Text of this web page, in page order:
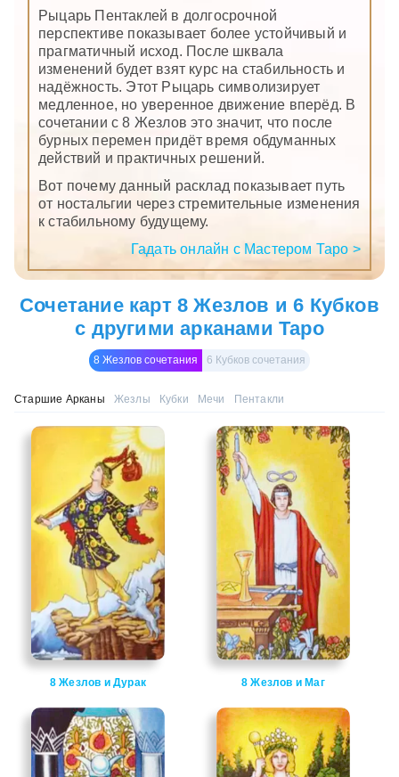
Рыцарь Пентаклей в долгосрочной
перспективе показывает более устойчивый и
прагматичный исход. После шквала
изменений будет взят курс на стабильность и
надёжность. Этот Рыцарь символизирует
медленное, но уверенное движение вперёд. В
сочетании с 8 Жезлов это значит, что после
бурных перемен придёт время обдуманных
действий и практичных решений.
Вот почему данный расклад показывает путь
от ностальгии через стремительные изменения
к стабильному будущему.
Гадать онлайн с Мастером Таро >
Сочетание карт 8 Жезлов и 6 Кубков
с другими арканами Таро
8 Жезлов сочетания 6 Кубков сочетания
Старшие Арканы Жезлы Кубки Мечи Пентакли
8 Жезлов и Дурак 8 Жезлов и Маг